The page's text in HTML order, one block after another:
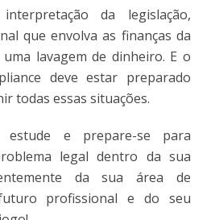
da legislação,
que envolva as finanças da
lavagem de dinheiro. E o
deve estar preparado
todas essas situações.
estude e prepare-se para
legal dentro da sua
da sua área de
profissional e do seu